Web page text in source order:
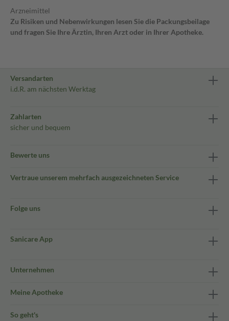
Arzneimittel
Zu Risiken und Nebenwirkungen lesen Sie die Packungsbeilage
und fragen Sie Ihre Ärztin, Ihren Arzt oder in Ihrer Apotheke.
Versandarten
i.d.R. am nächsten Werktag
Zahlarten
sicher und bequem
Bewerte uns
Vertraue unserem mehrfach ausgezeichneten Service
Folge uns
Sanicare App
Unternehmen
Meine Apotheke
So geht's